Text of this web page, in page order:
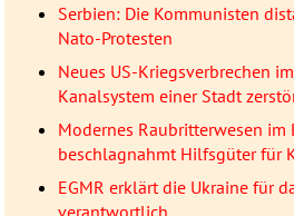
Serbien: Die Kommunisten
Nato-Protesten
Neues US-Kriegsverbrechen
Kanalsystem einer Stadt
Modernes Raubritterwesen im
beschlagnahmt Hilfsgüter für
EGMR erklärt die Ukraine für
verantwortlich